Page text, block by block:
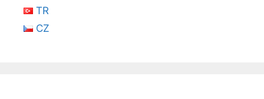
TR
CZ